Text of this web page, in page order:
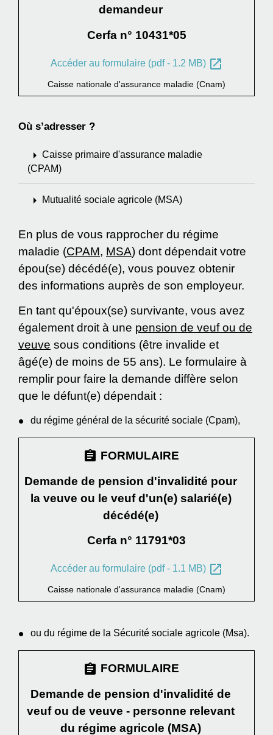
demandeur
Cerfa n° 10431*05
Accéder au formulaire (pdf - 1.2 MB) open_in_new
Caisse nationale d'assurance maladie (Cnam)
Où s’adresser ?
arrow_right Caisse primaire d'assurance maladie
(CPAM)
arrow_right Mutualité sociale agricole (MSA)
En plus de vous rapprocher du régime
maladie (CPAM, MSA) dont dépendait votre
épou(se) décédé(e), vous pouvez obtenir
des informations auprès de son employeur.
En tant qu'époux(se) survivante, vous avez
également droit à une pension de veuf ou de
veuve sous conditions (être invalide et
âgé(e) de moins de 55 ans). Le formulaire à
remplir pour faire la demande diffère selon
que le défunt(e) dépendait :
du régime général de la sécurité sociale (Cpam),
assignment FORMULAIRE
Demande de pension d'invalidité pour
la veuve ou le veuf d'un(e) salarié(e)
décédé(e)
Cerfa n° 11791*03
Accéder au formulaire (pdf - 1.1 MB) open_in_new
Caisse nationale d'assurance maladie (Cnam)
ou du régime de la Sécurité sociale agricole (Msa).
assignment FORMULAIRE
Demande de pension d'invalidité de
veuf ou de veuve - personne relevant
du régime agricole (MSA)